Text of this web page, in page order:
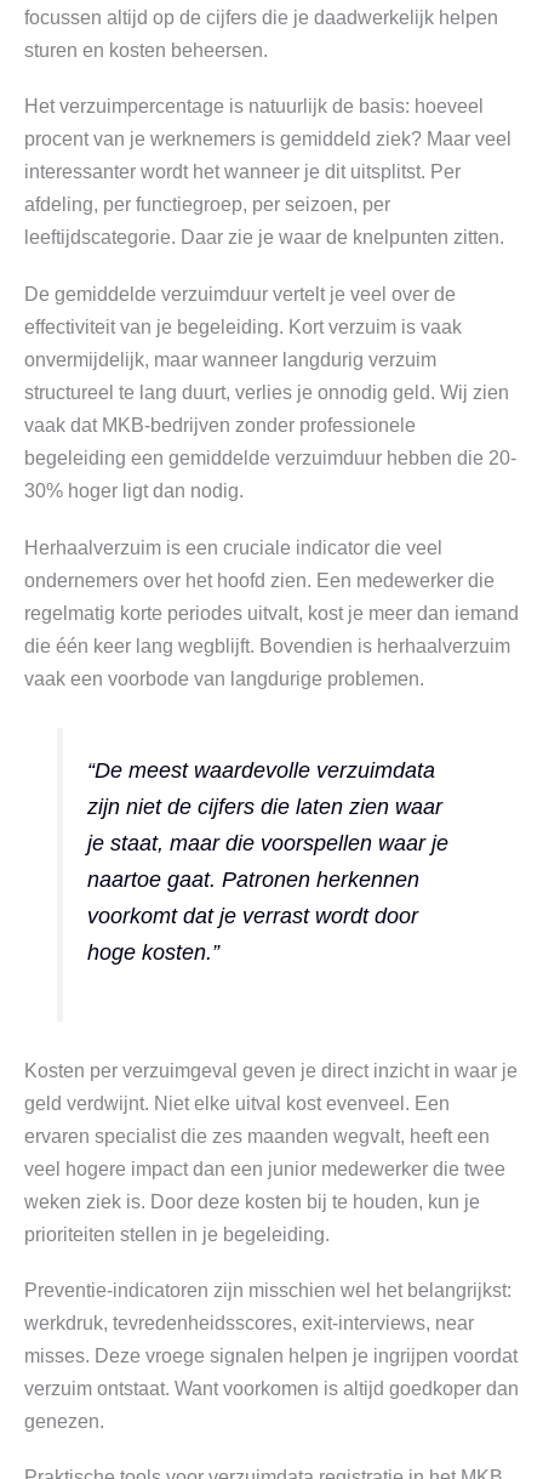
focussen altijd op de cijfers die je daadwerkelijk helpen
sturen en kosten beheersen.
Het verzuimpercentage is natuurlijk de basis: hoeveel
procent van je werknemers is gemiddeld ziek? Maar veel
interessanter wordt het wanneer je dit uitsplitst. Per
afdeling, per functiegroep, per seizoen, per
leeftijdscategorie. Daar zie je waar de knelpunten zitten.
De gemiddelde verzuimduur vertelt je veel over de
effectiviteit van je begeleiding. Kort verzuim is vaak
onvermijdelijk, maar wanneer langdurig verzuim
structureel te lang duurt, verlies je onnodig geld. Wij zien
vaak dat MKB-bedrijven zonder professionele
begeleiding een gemiddelde verzuimduur hebben die 20-
30% hoger ligt dan nodig.
Herhaalverzuim is een cruciale indicator die veel
ondernemers over het hoofd zien. Een medewerker die
regelmatig korte periodes uitvalt, kost je meer dan iemand
die één keer lang wegblijft. Bovendien is herhaalverzuim
vaak een voorbode van langdurige problemen.
“De meest waardevolle verzuimdata
zijn niet de cijfers die laten zien waar
je staat, maar die voorspellen waar je
naartoe gaat. Patronen herkennen
voorkomt dat je verrast wordt door
hoge kosten.”
Kosten per verzuimgeval geven je direct inzicht in waar je
geld verdwijnt. Niet elke uitval kost evenveel. Een
ervaren specialist die zes maanden wegvalt, heeft een
veel hogere impact dan een junior medewerker die twee
weken ziek is. Door deze kosten bij te houden, kun je
prioriteiten stellen in je begeleiding.
Preventie-indicatoren zijn misschien wel het belangrijkst:
werkdruk, tevredenheidsscores, exit-interviews, near
misses. Deze vroege signalen helpen je ingrijpen voordat
verzuim ontstaat. Want voorkomen is altijd goedkoper dan
genezen.